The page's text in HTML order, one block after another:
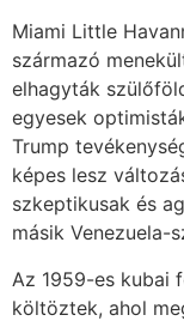
Miami Little
származó
elhagyták
egyesek
Trump
képes lesz
szkeptikusak és
másik Venezuela-
Az 1959-es kubai
költöztek, ahol